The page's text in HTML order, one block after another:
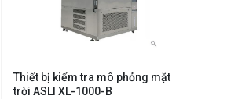
Thiết bị kiểm tra mô phỏng mặt
trời ASLI XL-1000-B